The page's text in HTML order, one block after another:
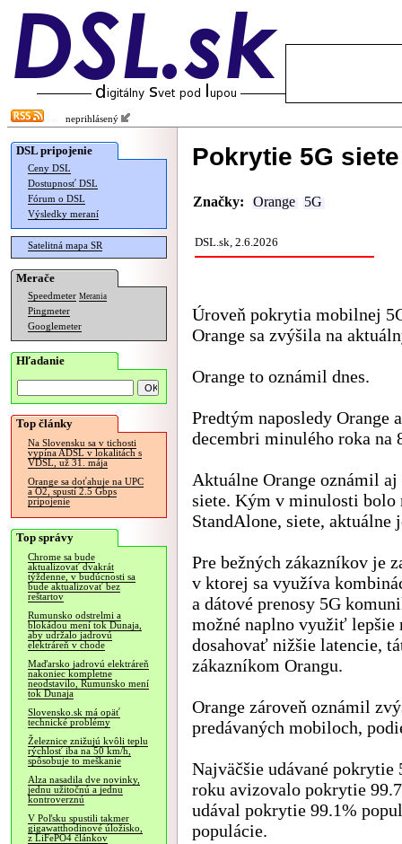
neprihlásený
DSL pripojenie
Ceny DSL
Dostupnosť DSL
Fórum o DSL
Výsledky meraní
Satelitná mapa SR
Merače
Speedmeter Merania
Pingmeter
Googlemeter
Hľadanie
Top články
Na Slovensku sa v tichosti
vypína ADSL v lokalitách s
VDSL, už 31. mája
Orange sa doťahuje na UPC
a O2, spustí 2.5 Gbps
pripojenie
Top správy
Chrome sa bude
aktualizovať dvakrát
týždenne, v budúcnosti sa
bude aktualizovať bez
reštartov
Rumunsko odstrelmi a
blokádou mení tok Dunaja,
aby udržalo jadrovú
elektráreň v chode
Maďarsko jadrovú elektráreň
nakoniec kompletne
neodstavilo, Rumunsko mení
tok Dunaja
Slovensko.sk má opäť
technické problémy
Železnice znižujú kvôli teplu
rýchlosť iba na 50 km/h,
spôsobuje to meškanie
Alza nasadila dve novinky,
jednu užitočnú a jednu
kontroverznú
V Poľsku spustili takmer
gigawatthodinové úložisko,
z LiFePO4 článkov
Pokrytie 5G
Značky: Orange 5G
DSL.sk, 2.6.2026
Úroveň pokrytia mobilnej
Orange sa zvýšila na
Orange to oznámil dnes.
Predtým naposledy Orange
decembri minulého roka na
Aktuálne Orange oznámil
siete. Kým v minulosti bolo
StandAlone, siete, aktuálne
Pre bežných zákazníkov je
v ktorej sa využíva
a dátové prenosy 5G
možné naplno využiť lepšie
dosahovať nižšie latencie,
zákazníkom Orangu.
Orange zároveň oznámil
predávaných mobiloch,
Najväčšie udávané
roku avizovalo pokrytie
udával pokrytie 99.1%
populácie.